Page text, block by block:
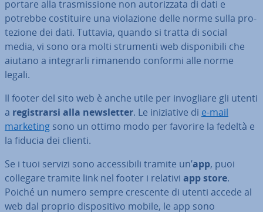
portare alla tra­smis­sio­ne non au­to­riz­za­ta di dati e
potrebbe co­sti­tui­re una vio­la­zio­ne delle norme sulla pro­
te­zio­ne dei dati. Tuttavia, quando si tratta di social
media, vi sono ora molti strumenti web di­spo­ni­bi­li che
aiutano a in­te­grar­li rimanendo conformi alle norme
legali.
Il footer del sito web è anche utile per in­vo­glia­re gli utenti
a re­gi­strar­si alla new­slet­ter. Le ini­zia­ti­ve di e-mail
marketing sono un ottimo modo per favorire la fedeltà e
la fiducia dei clienti.
Se i tuoi servizi sono ac­ces­si­bi­li tramite un’app, puoi
collegare tramite link nel footer i relativi app store.
Poiché un numero sempre crescente di utenti accede al
web dal proprio di­spo­si­ti­vo mobile, le app sono